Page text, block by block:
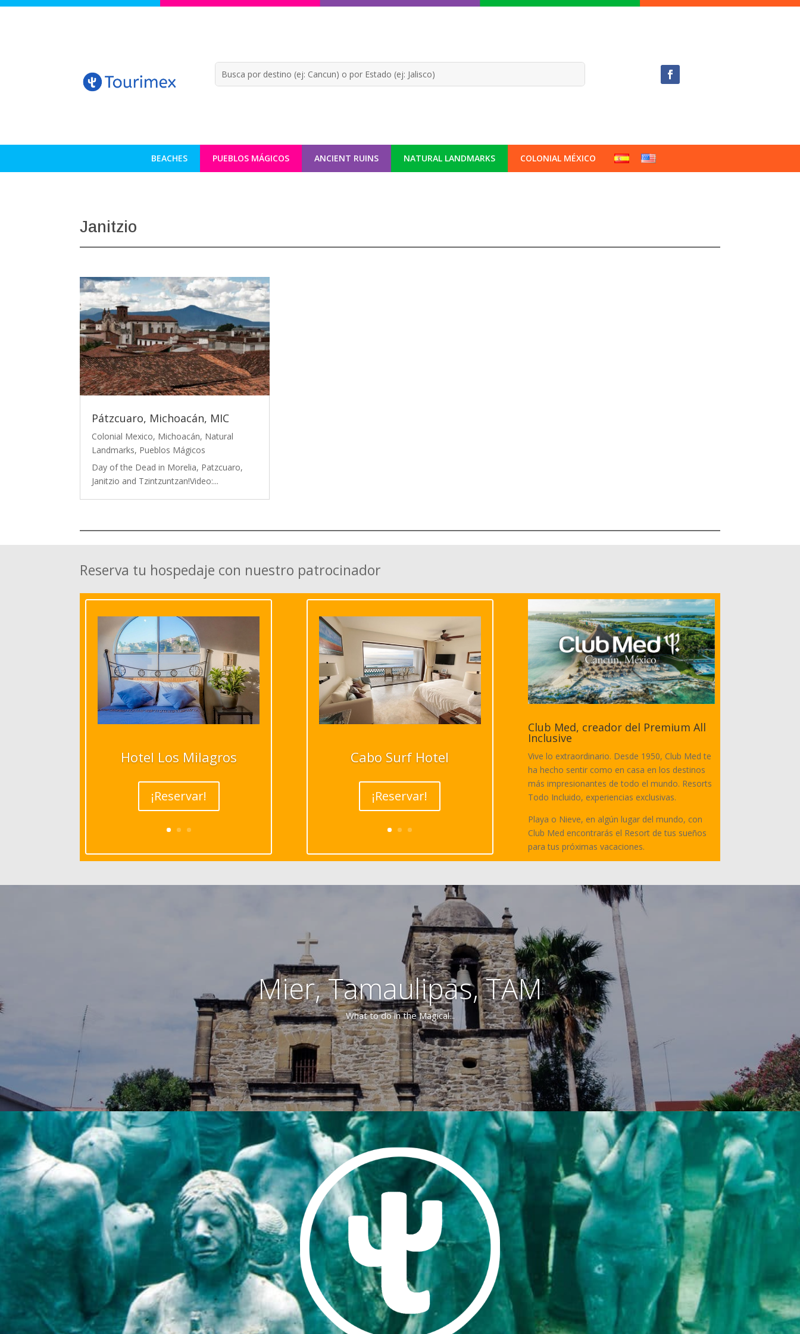
BEACHES PUEBLOS MÁGICOS ANCIENT RUINS NATURAL LANDMARKS COLONIAL MÉXICO
Janitzio
Pátzcuaro, Michoacán, MIC
Colonial Mexico, Michoacán, Natural
Landmarks, Pueblos Mágicos
Day of the Dead in Morelia, Patzcuaro,
Janitzio and Tzintzuntzan!Video:...
Reserva tu hospedaje con nuestro patrocinador
Hotel Los Milagros
¡Reservar!
Cabo Surf Hotel
¡Reservar!
Club Med, creador del Premium All
Inclusive
Vive lo extraordinario. Desde 1950, Club Med te
ha hecho sentir como en casa en los destinos
más impresionantes de todo el mundo. Resorts
Todo Incluido, experiencias exclusivas.
Playa o Nieve, en algún lugar del mundo, con
Club Med encontrarás el Resort de tus sueños
para tus próximas vacaciones.
Mier, Tamaulipas, TAM
What to do in the Magical...